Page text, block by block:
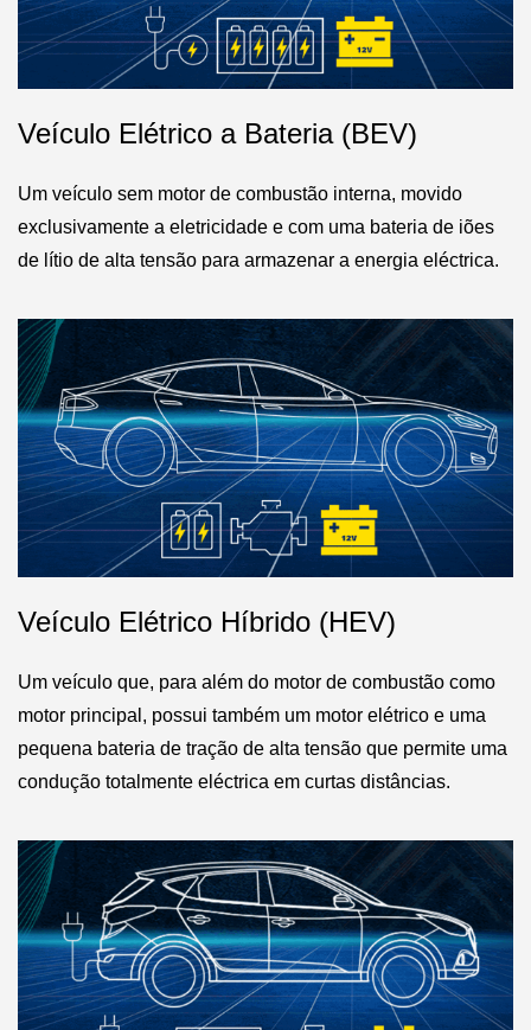
Veículo Elétrico a Bateria (BEV)
Um veículo sem motor de combustão interna, movido
exclusivamente a eletricidade e com uma bateria de iões
de lítio de alta tensão para armazenar a energia eléctrica.
Veículo Elétrico Híbrido (HEV)
Um veículo que, para além do motor de combustão como
motor principal, possui também um motor elétrico e uma
pequena bateria de tração de alta tensão que permite uma
condução totalmente eléctrica em curtas distâncias.